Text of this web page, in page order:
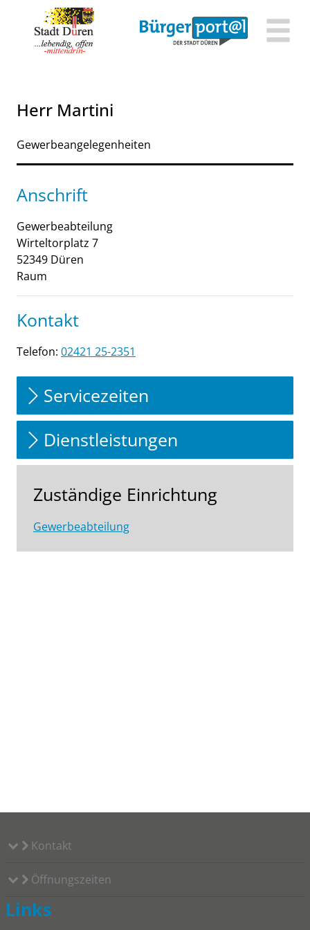
Zum Hauptinhalt springen
Zum Header
Zum Hauptinhalt
Zum Footer
Herr Martini
Gewerbeangelegenheiten
Anschrift
Gewerbeabteilung
Wirteltorplatz 7
52349 Düren
Raum
Kontakt
Telefon: 02421 25-2351
Servicezeiten
Dienstleistungen
Zuständige Einrichtung
Gewerbeabteilung
Kontakt
Öffnungszeiten
Links